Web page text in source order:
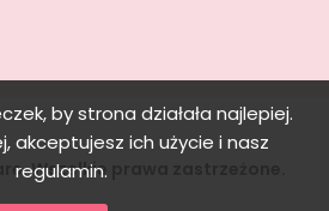
Wszelkie prawa zastrzeżone.
by strona działała najlepiej.
akceptujesz ich użycie i nasz
regulamin.